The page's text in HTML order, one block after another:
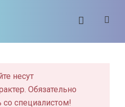
несут
Обязательно
со специалистом!